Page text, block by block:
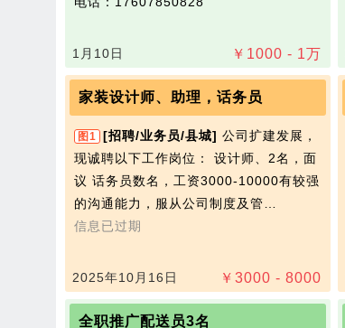
￥ 1000 - 1万
1月10日
家装设计师、助理，话务员
图1 [招聘/业务员/县城] 公司‬扩建发展，
现诚聘以下工作岗位： 设计师、2名，面
议 话务员‬数名，工资3000-10000有较强‬
的沟通能力，服从公司制度及管…
信息已过期
￥ 3000 - 8000
2025年10月16日
全职推广配送员3名